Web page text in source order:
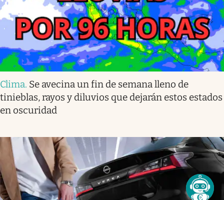
Clima. Se avecina un fin de semana lleno de
tinieblas, rayos y diluvios que dejarán estos estados
en oscuridad